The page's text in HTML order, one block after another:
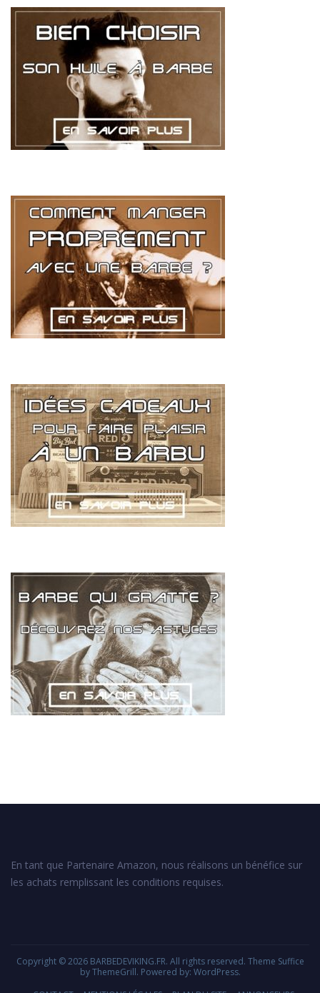
En tant que Partenaire Amazon, nous réalisons un bénéfice sur
les achats remplissant les conditions requises.
Copyright © 2026 BARBEDEVIKING.FR. All rights reserved. Theme Suffice
by ThemeGrill. Powered by: WordPress.